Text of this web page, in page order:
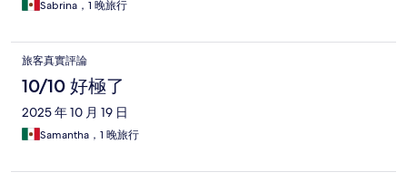
Sabrina，1 晚旅行
旅客真實評論
10/10 好極了
2025 年 10 月 19 日
Samantha，1 晚旅行